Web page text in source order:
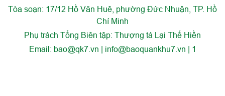
Tòa soạn: 17/12 Hồ Văn Huê, phường Đức Nhuận, TP. Hồ
Chí Minh
Phụ trách Tổng Biên tập: Thượng tá Lại Thế Hiền
Email: bao@qk7.vn | info@baoquankhu7.vn | 1